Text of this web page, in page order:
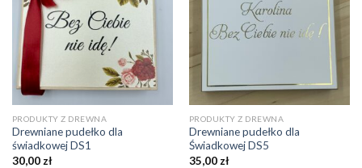
PRODUKTY Z DREWNA
Drewniane pudełko dla
świadkowej DS1
30,00 zł
PRODUKTY Z DREWNA
Drewniane pudełko dla
Świadkowej DS5
35,00 zł